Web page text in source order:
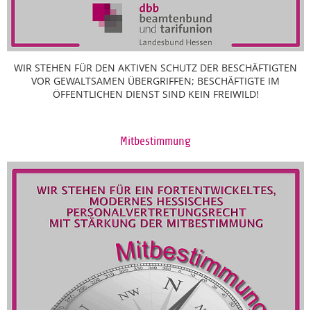
WIR STEHEN FÜR DEN AKTIVEN SCHUTZ DER BESCHÄFTIGTEN
VOR GEWALTSAMEN ÜBERGRIFFEN; BESCHÄFTIGTE IM
ÖFFENTLICHEN DIENST SIND KEIN FREIWILD!
Mitbestimmung